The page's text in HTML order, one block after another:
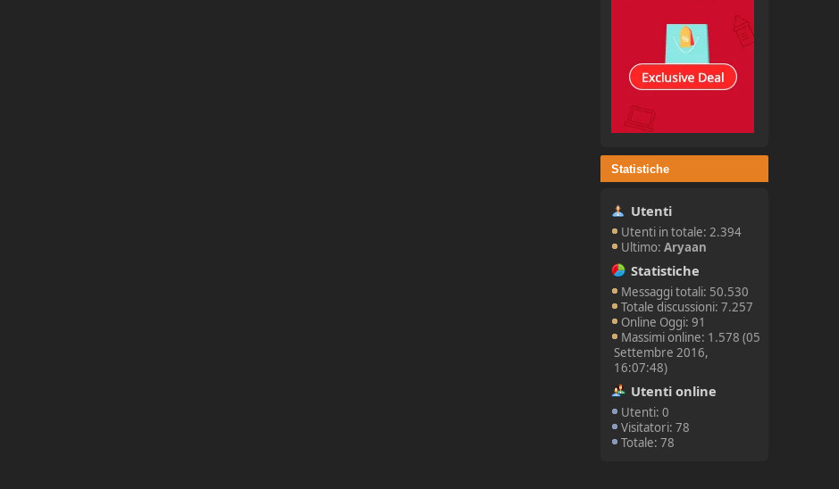
Statistiche
Utenti
Utenti in totale: 2.394
Ultimo:Aryaan
Statistiche
Messaggi totali: 50.530
Totale discussioni: 7.257
Online Oggi: 91
Massimi online: 1.578 (05
Settembre 2016,
16:07:48)
Utenti online
Utenti: 0
Visitatori: 78
Totale: 78